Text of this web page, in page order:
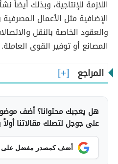
اللازمة للإنتاجية، وبذلك أيضاً
الإضافية مثل الأعمال المصرفية
والعقود الخاصة بالنقل
المصانع أو توفير القوى العاملة.
المراجع
هل يعجبك محتوانا؟ أضف
على جوجل لتصلك مقالاتنا
أضف كمصدر مفضل على Google